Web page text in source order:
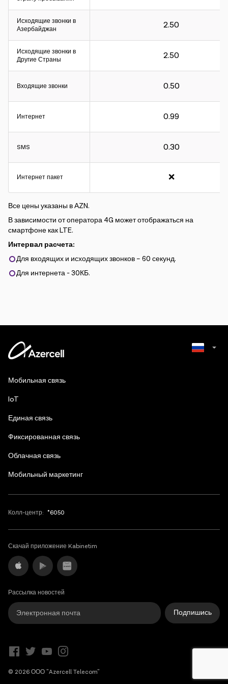
Интервал расчета:
Интервал расчета:
Для входящих и исходящих звонков – 60 секунд.
Исходящие звонки в
Азербайджан
Исходящие звонки в
Другие Страны
Входящие звонки
Интернет
SMS
Интернет пакет
2.50
2.50
0.50
0.99
0.30
❌
Все цены указаны в АZN.
В зависимости от оператора 4G может отображаться на
смартфоне как LTE.
Интервал расчета:
Для входящих и исходящих звонков – 60 секунд.
Для интернета - 30КБ.
Мобильная связь
IoT
Единая связь
Фиксированная связь
Облачная связь
Мобильный маркетинг
Колл-центр: *6050
Скачай приложение Kabinetim
Рассылка новостей
Подпишись
© 2026 ООО "Azercell Telecom"